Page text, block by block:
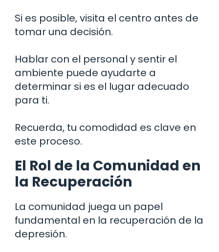
Si es posible, visita el centro antes de
tomar una decisión.
Hablar con el personal y sentir el
ambiente puede ayudarte a
determinar si es el lugar adecuado
para ti.
Recuerda, tu comodidad es clave en
este proceso.
El Rol de la Comunidad en
la Recuperación
La comunidad juega un papel
fundamental en la recuperación de la
depresión.